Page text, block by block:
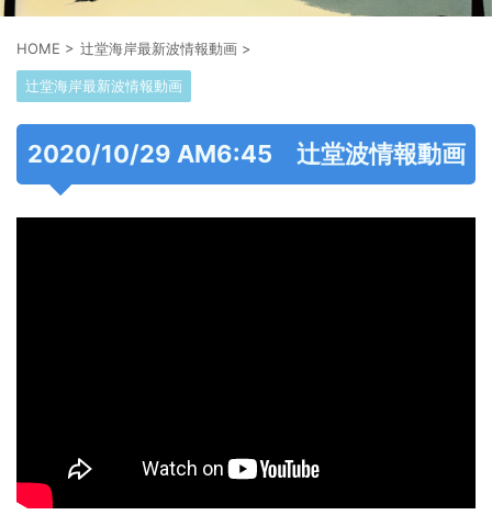
HOME > 辻堂海岸最新波情報動画 >
辻堂海岸最新波情報動画
2020/10/29 AM6:45 辻堂波情報動画